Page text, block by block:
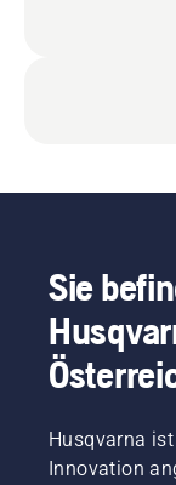
Sie
Husqvarna
Innovation